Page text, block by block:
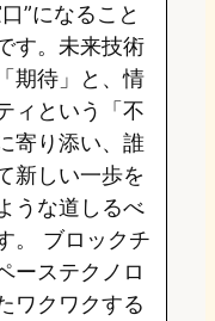
”になること
す。未来技術
期待」と、情
ィという「不
寄り添い、誰
新しい一歩を
うな道しるべ
。 ブロックチ
ーステクノロ
ワクワクする